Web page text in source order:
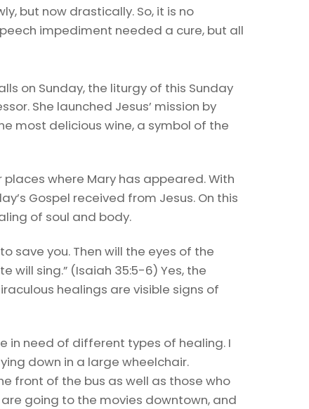
but now drastically. So, it is no
impediment needed a cure, but all
on Sunday, the liturgy of this Sunday
She launched Jesus’ mission by
most delicious wine, a symbol of the
where Mary has appeared. With
Gospel received from Jesus. On this
of soul and body.
save you. Then will the eyes of the
sing.” (Isaiah 35:5-6) Yes, the
healings are visible signs of
in need of different types of healing. I
down in a large wheelchair.
front of the bus as well as those who
going to the movies downtown, and